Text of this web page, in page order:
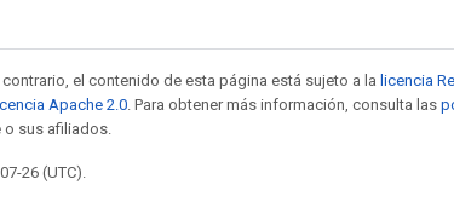
el contenido de esta página está sujeto a la licencia
Apache 2.0 . Para obtener más información, consulta las
sus afiliados.
26 (UTC).